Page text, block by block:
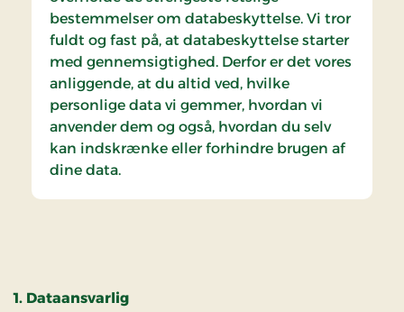
bestemmelser om databeskyttelse. Vi tror
fuldt og fast på, at databeskyttelse starter
med gennemsigtighed. Derfor er det vores
anliggende, at du altid ved, hvilke
personlige data vi gemmer, hvordan vi
anvender dem og også, hvordan du selv
kan indskrænke eller forhindre brugen af
dine data.
1. Dataansvarlig